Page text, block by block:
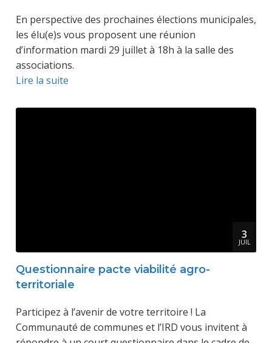
En perspective des prochaines élections municipales,
les élu(e)s vous proposent une réunion
d’information mardi 29 juillet à 18h à la salle des
associations.
Lire la suite
3
JUIL
Questionnaire pacte viabilité agro-
territoriale
Participez à l’avenir de votre territoire ! La
Communauté de communes et l’IRD vous invitent à